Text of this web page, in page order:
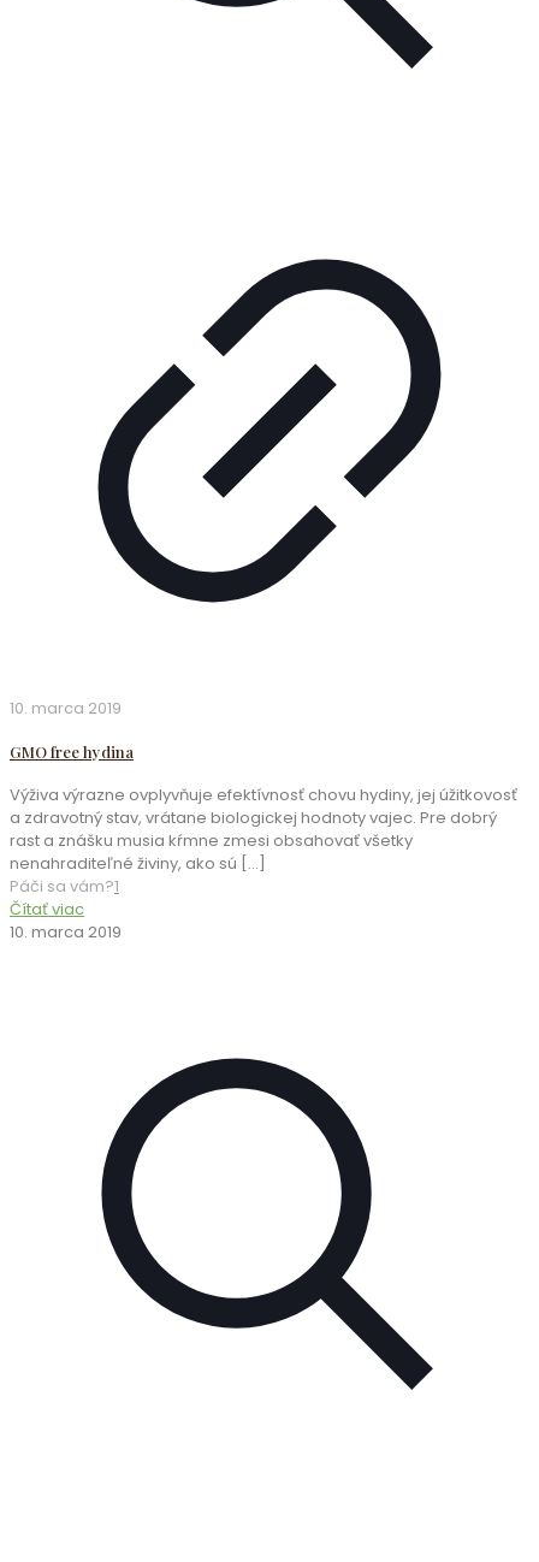
10. marca 2019
GMO free hydina
Výživa výrazne ovplyvňuje efektívnosť chovu hydiny, jej úžitkovosť
a zdravotný stav, vrátane biologickej hodnoty vajec. Pre dobrý
rast a znášku musia kŕmne zmesi obsahovať všetky
nenahraditeľné živiny, ako sú […]
Páči sa vám?1
Čítať viac
10. marca 2019